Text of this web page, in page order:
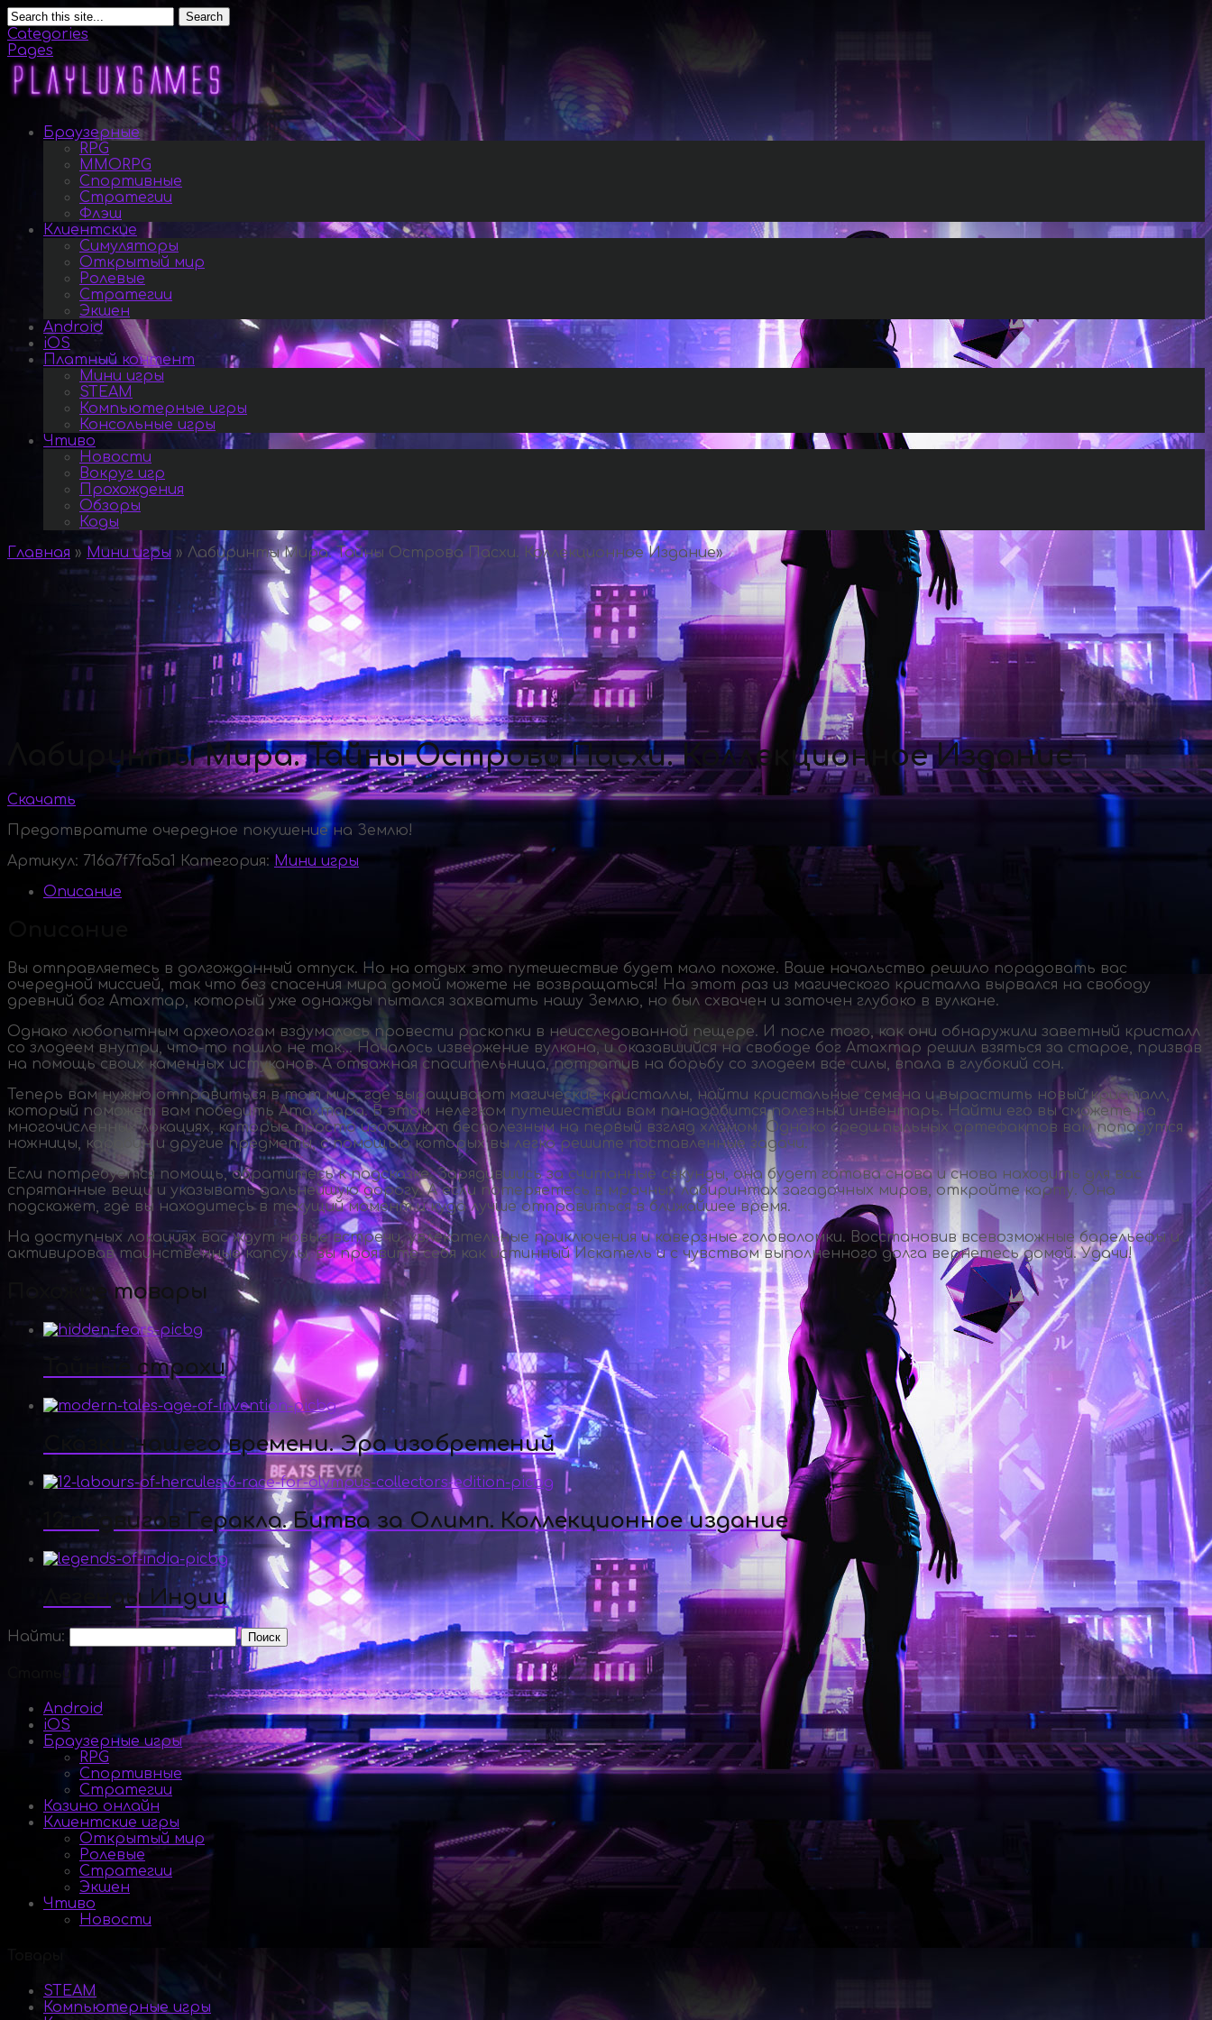
Search
Categories
Pages
Браузерные
RPG
MMORPG
Спортивные
Стратегии
Флэш
Клиентские
Симуляторы
Открытый мир
Ролевые
Стратегии
Экшен
Android
iOS
Платный контент
Мини игры
STEAM
Компьютерные игры
Консольные игры
Чтиво
Новости
Вокруг игр
Прохождения
Обзоры
Коды
Главная » Мини игры » Лабиринты Мира. Тайны Острова Пасхи. Коллекционное Издание»
Лабиринты Мира. Тайны Острова Пасхи. Коллекционное Издание
Скачать
Предотвратите очередное покушение на Землю!
Артикул: 716a7f7fa5a1 Категория: Мини игры
Описание
Вы отправляетесь в долгожданный отпуск. Но на отдых это путешествие будет мало похоже. Ваше начальство решило порадовать вас
очередной миссией, так что без спасения мира домой можете не возвращаться! На этот раз из магического кристалла вырвался на свободу
древний бог Атахтар, который уже однажды пытался захватить нашу Землю, но был схвачен и заточен глубоко в вулкане.
Однако любопытным археологам вздумалось провести раскопки в неисследованной пещере. И после того, как они обнаружили заветный кристалл
со злодеем внутри, что-то пошло не так… Началось извержение вулкана, и оказавшийся на свободе бог Атахтар решил взяться за старое, призвав
на помощь своих каменных истуканов. А отважная спасительница, потратив на борьбу со злодеем все силы, впала в глубокий сон.
Теперь вам нужно отправиться в тот мир, где выращивают магические кристаллы, найти кристальные семена и вырастить новый кристалл,
который поможет вам победить Атахтара. В этом нелегком путешествии вам понадобится полезный инвентарь. Найти его вы сможете на
многочисленных локациях, которые просто изобилуют бесполезным на первый взгляд хламом. Однако среди пыльных артефактов вам попадутся
ножницы, карабин и другие предметы, с помощью которых вы легко решите поставленные задачи.
Если потребуется помощь, обратитесь к подсказке. Зарядившись за считанные секунды, она будет готова снова и снова находить для вас
спрятанные вещи и указывать дальнейшую дорогу. А если потеряетесь в мрачных лабиринтах загадочных миров, откройте карту. Она
подскажет, где вы находитесь в текущий момент и куда лучше отправиться в ближайшее время.
На доступных локациях вас ждут новые встречи, увлекательные приключения и каверзные головоломки. Восстановив всевозможные барельефы и
активировав таинственные капсулы, вы проявите себя как истинный Искатель и с чувством выполненного долга вернетесь домой. Удачи!
Похожие товары
Тайные страхи
Сказки нашего времени. Эра изобретений
12 подвигов Геракла. Битва за Олимп. Коллекционное издание
Легенды Индии
Найти:
Статьи
Android
iOS
Браузерные игры
RPG
Спортивные
Стратегии
Казино онлайн
Клиентские игры
Открытый мир
Ролевые
Стратегии
Экшен
Чтиво
Новости
STEAM
Компьютерные игры